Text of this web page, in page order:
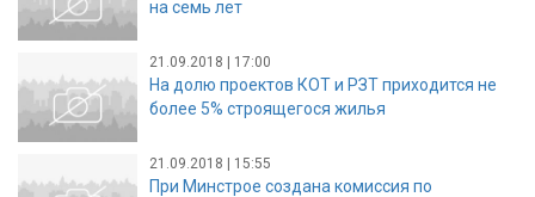
на семь лет
21.09.2018 | 17:00
На долю проектов КОТ и РЗТ приходится не
более 5% строящегося жилья
21.09.2018 | 15:55
При Минстрое создана комиссия по